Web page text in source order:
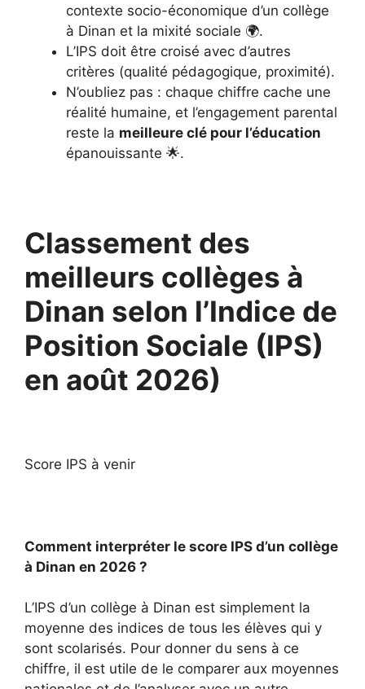
contexte socio-économique d’un collège
à Dinan et la mixité sociale 🌍.
L’IPS doit être croisé avec d’autres
critères (qualité pédagogique, proximité).
N’oubliez pas : chaque chiffre cache une
réalité humaine, et l’engagement parental
reste la meilleure clé pour l’éducation
épanouissante 🌟.
Classement des
meilleurs collèges à
Dinan selon l’Indice de
Position Sociale (IPS)
en août 2026)
Score IPS à venir
Comment interpréter le score IPS d’un collège
à Dinan en 2026 ?
L’IPS d’un collège à Dinan est simplement la
moyenne des indices de tous les élèves qui y
sont scolarisés. Pour donner du sens à ce
chiffre, il est utile de le comparer aux moyennes